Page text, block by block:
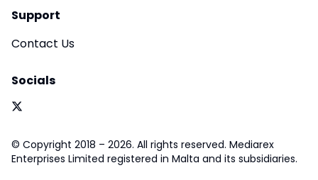
Support
Contact Us
Socials
© Copyright 2018 – 2026. All rights reserved. Mediarex
Enterprises Limited registered in Malta and its subsidiaries.